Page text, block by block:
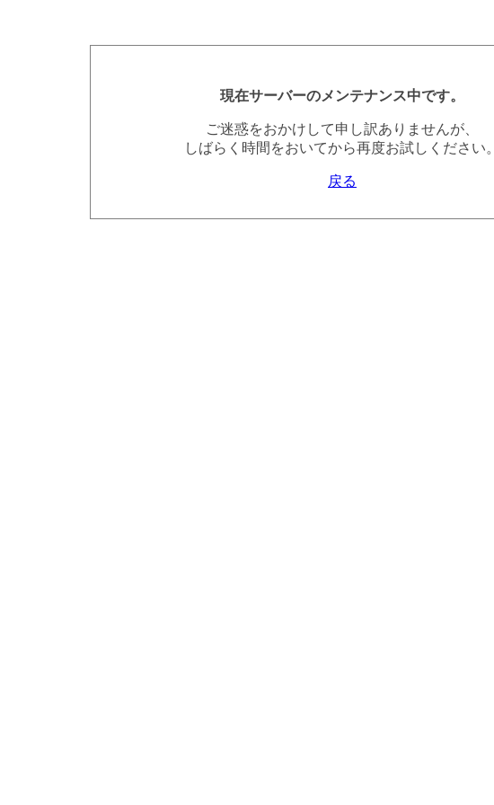
現在サーバーのメンテナンス中です。
ご迷惑をおかけして申し訳ありませんが、
しばらく時間をおいてから再度お試しください。
戻る